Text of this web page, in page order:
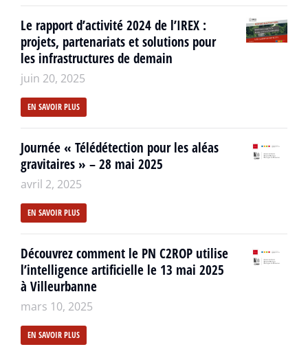
Le rapport d’activité 2024 de l’IREX :
projets, partenariats et solutions pour
les infrastructures de demain
juin 20, 2025
EN SAVOIR PLUS
Journée « Télédétection pour les aléas
gravitaires » – 28 mai 2025
avril 2, 2025
EN SAVOIR PLUS
Découvrez comment le PN C2ROP utilise
l’intelligence artificielle le 13 mai 2025
à Villeurbanne
mars 10, 2025
EN SAVOIR PLUS